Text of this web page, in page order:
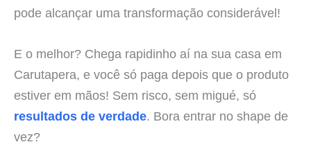
pode alcançar uma transformação considerável!
E o melhor? Chega rapidinho aí na sua casa em
Carutapera, e você só paga depois que o produto
estiver em mãos! Sem risco, sem migué, só
resultados de verdade. Bora entrar no shape de
vez?